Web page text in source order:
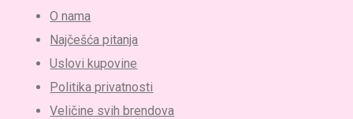
O nama
Najčešća pitanja
Uslovi kupovine
Politika privatnosti
Veličine svih brendova